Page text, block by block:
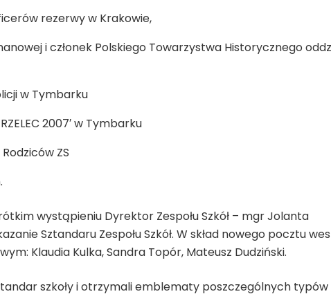
rezerwy w Krakowie,
i członek Polskiego Towarzystwa Historycznego
w Tymbarku
2007′ w Tymbarku
ZS
wystąpieniu Dyrektor Zespołu Szkół – mgr Jolanta
Sztandaru Zespołu Szkół. W skład nowego pocztu
Klaudia Kulka, Sandra Topór, Mateusz Dudziński.
szkoły i otrzymali emblematy poszczególnych typów